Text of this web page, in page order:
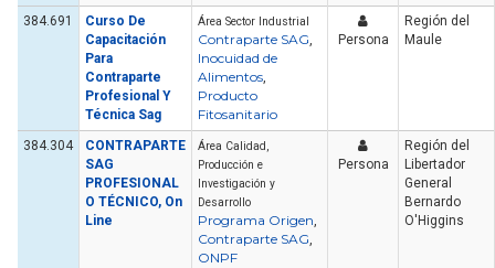
384.691
Curso De
Capacitación
Para
Contraparte
Profesional Y
Técnica Sag
Área Sector Industrial
Contraparte SAG,
Inocuidad de
Alimentos,
Producto
Fitosanitario
Persona
Región del
Maule
384.304
CONTRAPARTE
SAG
PROFESIONAL
O TÉCNICO, On
Line
Área Calidad,
Producción e
Investigación y
Desarrollo
Programa Origen,
Contraparte SAG,
ONPF
Persona
Región del
Libertador
General
Bernardo
O'Higgins